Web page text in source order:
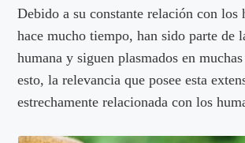
Debido a su constante relación con los
hace mucho tiempo, han sido parte de
humana y siguen plasmados en
esto, la relevancia que posee esta
estrechamente relacionada con los